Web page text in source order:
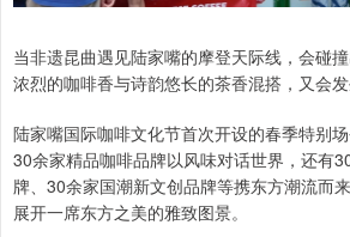
当非遗昆曲遇见陆家嘴的摩登天际线，会碰
浓烈的咖啡香与诗韵悠长的茶香混搭，又会
陆家嘴国际咖啡文化节首次开设的春季特别
30余家精品咖啡品牌以风味对话世界，还有
牌、30余家国潮新文创品牌等携东方潮流而
展开一席东方之美的雅致图景。